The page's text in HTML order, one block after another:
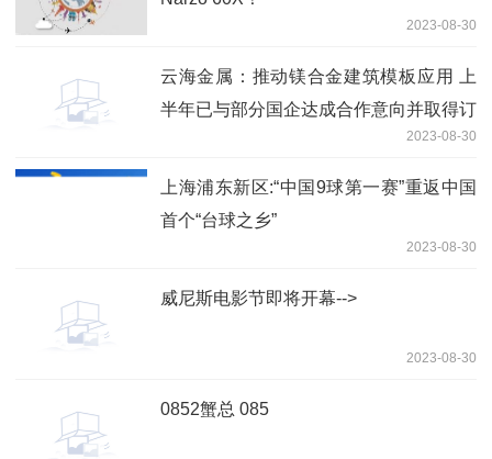
2023-08-30
云海金属：推动镁合金建筑模板应用 上
半年已与部分国企达成合作意向并取得订
2023-08-30
上海浦东新区:“中国9球第一赛”重返中国
首个“台球之乡”
2023-08-30
威尼斯电影节即将开幕-->
2023-08-30
0852蟹总 085